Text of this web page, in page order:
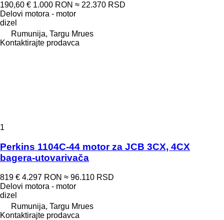
190,60 € 1.000 RON ≈ 22.370 RSD
Delovi motora - motor
dizel
Rumunija, Targu Mrues
Kontaktirajte prodavca
1
Perkins 1104C-44 motor za JCB 3CX, 4CX
bagera-utovarivača
819 € 4.297 RON ≈ 96.110 RSD
Delovi motora - motor
dizel
Rumunija, Targu Mrues
Kontaktirajte prodavca